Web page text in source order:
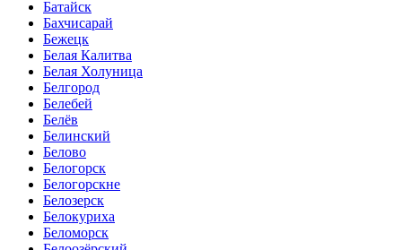
Батайск
Бахчисарай
Бежецк
Белая Калитва
Белая Холуница
Белгород
Белебей
Белёв
Белинский
Белово
Белогорск
Белогорскне
Белозерск
Белокуриха
Беломорск